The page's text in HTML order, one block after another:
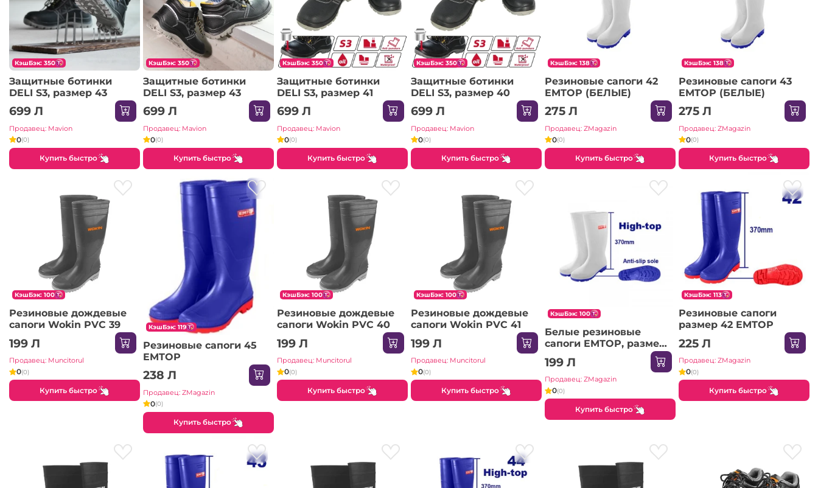
КэшБэк: 350
Защитные ботинки
DELI S3, размер 43
699 Л
Продавец: Mavion
0(0)
Купить быстро
КэшБэк: 350
Защитные ботинки
DELI S3, размер 43
699 Л
Продавец: Mavion
0(0)
Купить быстро
КэшБэк: 350
Защитные ботинки
DELI S3, размер 41
699 Л
Продавец: Mavion
0(0)
Купить быстро
КэшБэк: 350
Защитные ботинки
DELI S3, размер 40
699 Л
Продавец: Mavion
0(0)
Купить быстро
КэшБэк: 138
Резиновые сапоги 42
EMTOP (БЕЛЫЕ)
275 Л
Продавец: ZMagazin
0(0)
Купить быстро
КэшБэк: 138
Резиновые сапоги 43
EMTOP (БЕЛЫЕ)
275 Л
Продавец: ZMagazin
0(0)
Купить быстро
КэшБэк: 100
Резиновые дождевые
сапоги Wokin PVC 39
199 Л
Продавец: Muncitorul
0(0)
Купить быстро
КэшБэк: 119
Резиновые сапоги 45
EMTOP
238 Л
Продавец: ZMagazin
0(0)
Купить быстро
КэшБэк: 100
Резиновые дождевые
сапоги Wokin PVC 40
199 Л
Продавец: Muncitorul
0(0)
Купить быстро
КэшБэк: 100
Резиновые дождевые
сапоги Wokin PVC 41
199 Л
Продавец: Muncitorul
0(0)
Купить быстро
КэшБэк: 100
Белые резиновые
сапоги EMTOP, размер
45
199 Л
Продавец: ZMagazin
0(0)
Купить быстро
КэшБэк: 113
Резиновые сапоги
размер 42 EMTOP
225 Л
Продавец: ZMagazin
0(0)
Купить быстро